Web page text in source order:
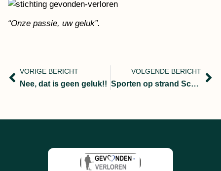
“Onze passie, uw geluk”.
VORIGE BERICHT
Nee, dat is geen geluk!!
VOLGENDE BERICHT
Sporten op strand Scheveningen.